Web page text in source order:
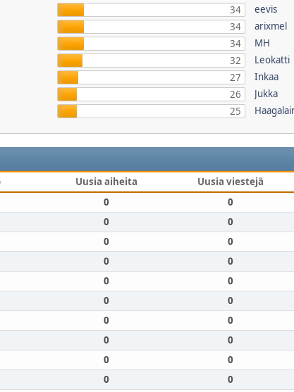
34
34
34
32
27
26
25
eevis
arixmel
MH
Leokatti
Inkaa
Jukka
Uusia aiheita Uusia viestejä
0 0
0 0
0 0
0 0
0 0
0 0
0 0
0 0
0 0
0 0